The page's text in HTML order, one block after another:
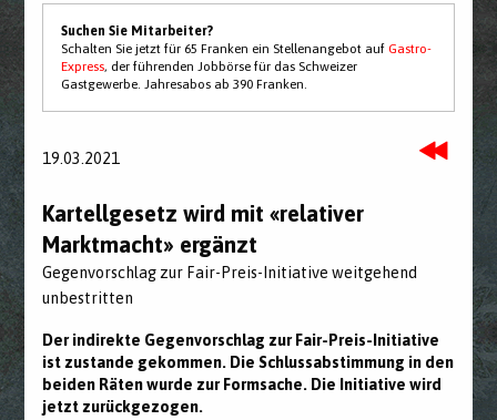
Suchen Sie Mitarbeiter?
Schalten Sie jetzt für 65 Franken ein Stellenangebot aufGastro-
Express, der führenden Jobbörse für das Schweizer
Gastgewerbe. Jahresabos ab 390 Franken.
19.03.2021
Kartellgesetz wird mit «relativer
Marktmacht» ergänzt
Gegenvorschlag zur Fair-Preis-Initiative weitgehend
unbestritten
Der indirekte Gegenvorschlag zur Fair-Preis-Initiative
ist zustande gekommen. Die Schlussabstimmung in den
beiden Räten wurde zur Formsache. Die Initiative wird
jetzt zurückgezogen.